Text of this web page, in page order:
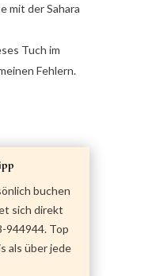
mit der Sahara
Tuch im
Fehlern.
buchen
sich direkt
944944. Top
als über jede